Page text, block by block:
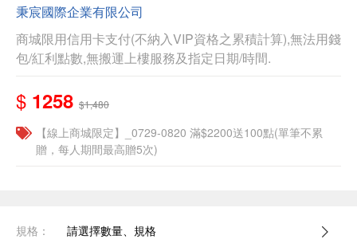
秉宸國際企業有限公司
商城限用信用卡支付(不納入VIP資格之累積計算),無法用錢
包/紅利點數,無搬運上樓服務及指定日期/時間.
$ 1258 $1,480
【線上商城限定】_0729-0820 滿$2200送100點(單筆不累
贈，每人期間最高贈5次)
規格： 請選擇數量、規格